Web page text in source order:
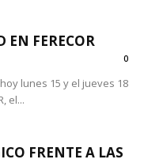
EN FERECOR
0
lunes 15 y el jueves 18
el...
FRENTE A LAS